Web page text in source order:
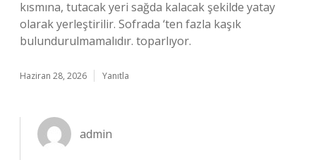
kısmına, tutacak yeri sağda kalacak şekilde yatay
olarak yerleştirilir. Sofrada ‘ten fazla kaşık
bulundurulmamalıdır. toparlıyor.
Haziran 28, 2026 Yanıtla
admin